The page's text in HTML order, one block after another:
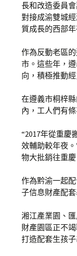
長和改造委員
對接成渝雙城
質成長的西部
作為反動老區
市。這些年，
向，積極推動
在遵義市桐梓
內，工人們有
“2017年從重慶
效輔助較年夜
物大批銷往重
作為黔渝一起
子信息財產配
湘江產業園、
財產園區正不
打造配套生孩子